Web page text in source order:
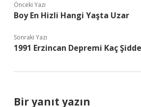
Önceki Yazı
Boy En Hizli Hangi Yaşta Uzar
Sonraki Yazı
1991 Erzincan Depremi Kaç
Bir yanıt yazın